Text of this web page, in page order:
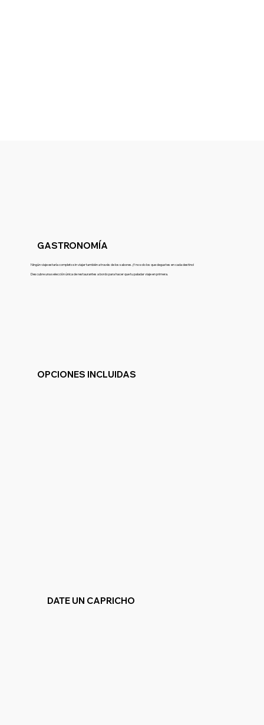
GASTRONOMÍA
Ningún viaje estaría completo sin viajar también a través de los sabores. ¡Y no solo los que degustes en cada destino!
Descubre una selección única de restaurantes a bordo para hacer que tu paladar viaje en primera.
OPCIONES INCLUIDAS
DATE UN CAPRICHO